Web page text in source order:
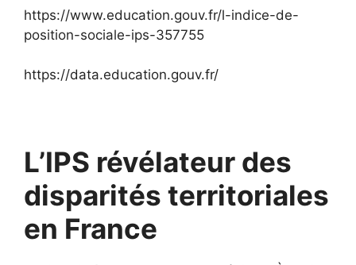
https://www.education.gouv.fr/l-indice-de-
position-sociale-ips-357755
https://data.education.gouv.fr/
L’IPS révélateur des
disparités territoriales
en France